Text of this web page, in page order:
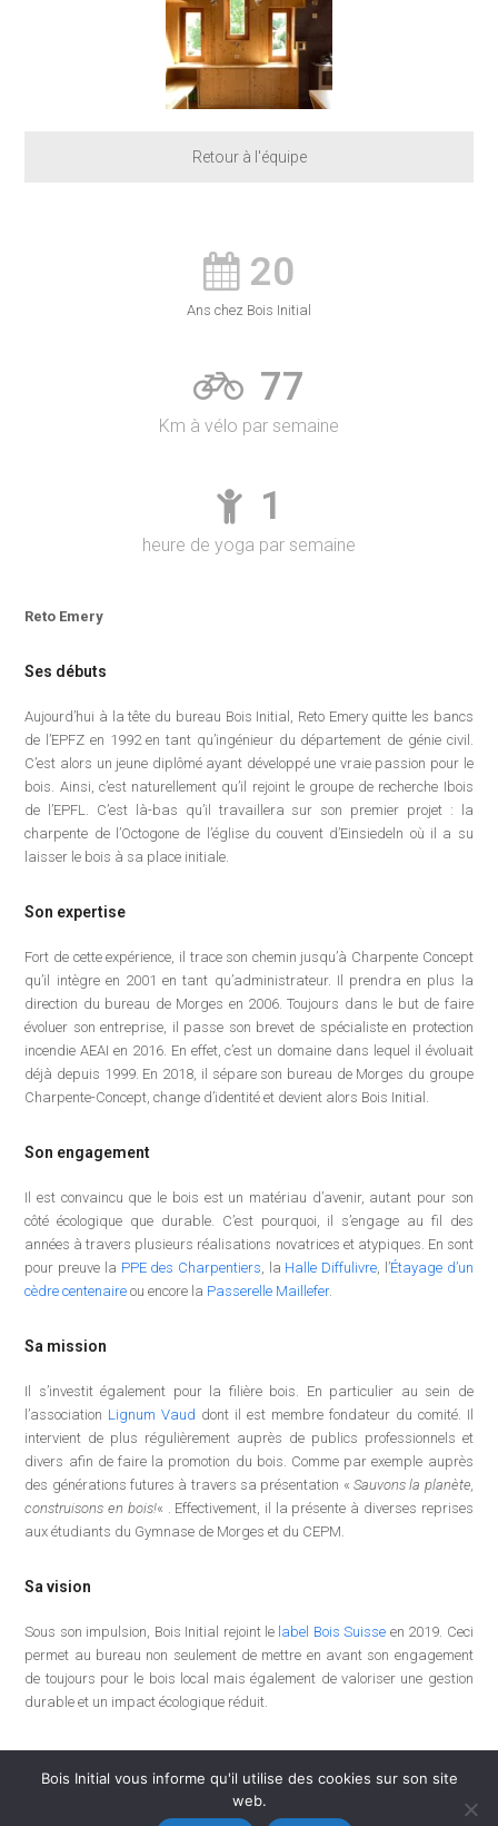
Retour à l'équipe
20
Ans chez Bois Initial
77
Km à vélo par semaine
1
heure de yoga par semaine
Reto Emery
Ses débuts
Aujourd’hui à la tête du bureau Bois Initial, Reto Emery quitte les bancs
de l’EPFZ en 1992 en tant qu’ingénieur du département de génie civil.
C’est alors un jeune diplômé ayant développé une vraie passion pour le
bois. Ainsi, c’est naturellement qu’il rejoint le groupe de recherche Ibois
de l’EPFL. C’est là-bas qu’il travaillera sur son premier projet : la
charpente de l’Octogone de l’église du couvent d’Einsiedeln où il a su
laisser le bois à sa place initiale.
Son expertise
Fort de cette expérience, il trace son chemin jusqu’à Charpente Concept
qu’il intègre en 2001 en tant qu’administrateur. Il prendra en plus la
direction du bureau de Morges en 2006. Toujours dans le but de faire
évoluer son entreprise, il passe son brevet de spécialiste en protection
incendie AEAI en 2016. En effet, c’est un domaine dans lequel il évoluait
déjà depuis 1999. En 2018, il sépare son bureau de Morges du groupe
Charpente-Concept, change d’identité et devient alors Bois Initial.
Son engagement
Il est convaincu que le bois est un matériau d’avenir, autant pour son
côté écologique que durable. C’est pourquoi, il s’engage au fil des
années à travers plusieurs réalisations novatrices et atypiques. En sont
pour preuve la PPE des Charpentiers , la Halle Diffulivre , l’Étayage d’un
cèdre centenaire ou encore la Passerelle Maillefer.
Sa mission
Il s’investit également pour la filière bois. En particulier au sein de
l’association Lignum Vaud dont il est membre fondateur du comité. Il
intervient de plus régulièrement auprès de publics professionnels et
divers afin de faire la promotion du bois. Comme par exemple auprès
des générations futures à travers sa présentation « Sauvons la planète,
construisons en bois!« . Effectivement, il la présente à diverses reprises
aux étudiants du Gymnase de Morges et du CEPM.
Sa vision
Sous son impulsion, Bois Initial rejoint le label Bois Suisse en 2019. Ceci
permet au bureau non seulement de mettre en avant son engagement
de toujours pour le bois local mais également de valoriser une gestion
durable et un impact écologique réduit.
Bois Initial vous informe qu'il utilise des cookies sur son site
web.